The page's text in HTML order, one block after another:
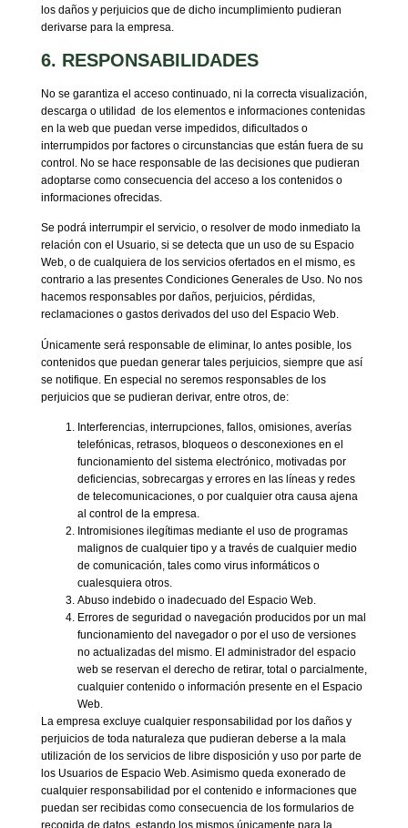
los daños y perjuicios que de dicho incumplimiento pudieran
derivarse para la empresa.
6. RESPONSABILIDADES
No se garantiza el acceso continuado, ni la correcta visualización,
descarga o utilidad de los elementos e informaciones contenidas
en la web que puedan verse impedidos, dificultados o
interrumpidos por factores o circunstancias que están fuera de su
control. No se hace responsable de las decisiones que pudieran
adoptarse como consecuencia del acceso a los contenidos o
informaciones ofrecidas.
Se podrá interrumpir el servicio, o resolver de modo inmediato la
relación con el Usuario, si se detecta que un uso de su Espacio
Web, o de cualquiera de los servicios ofertados en el mismo, es
contrario a las presentes Condiciones Generales de Uso. No nos
hacemos responsables por daños, perjuicios, pérdidas,
reclamaciones o gastos derivados del uso del Espacio Web.
Únicamente será responsable de eliminar, lo antes posible, los
contenidos que puedan generar tales perjuicios, siempre que así
se notifique. En especial no seremos responsables de los
perjuicios que se pudieran derivar, entre otros, de:
Interferencias, interrupciones, fallos, omisiones, averías
telefónicas, retrasos, bloqueos o desconexiones en el
funcionamiento del sistema electrónico, motivadas por
deficiencias, sobrecargas y errores en las líneas y redes
de telecomunicaciones, o por cualquier otra causa ajena
al control de la empresa.
Intromisiones ilegítimas mediante el uso de programas
malignos de cualquier tipo y a través de cualquier medio
de comunicación, tales como virus informáticos o
cualesquiera otros.
Abuso indebido o inadecuado del Espacio Web.
Errores de seguridad o navegación producidos por un mal
funcionamiento del navegador o por el uso de versiones
no actualizadas del mismo. El administrador del espacio
web se reservan el derecho de retirar, total o parcialmente,
cualquier contenido o información presente en el Espacio
Web.
La empresa excluye cualquier responsabilidad por los daños y
perjuicios de toda naturaleza que pudieran deberse a la mala
utilización de los servicios de libre disposición y uso por parte de
los Usuarios de Espacio Web. Asimismo queda exonerado de
cualquier responsabilidad por el contenido e informaciones que
puedan ser recibidas como consecuencia de los formularios de